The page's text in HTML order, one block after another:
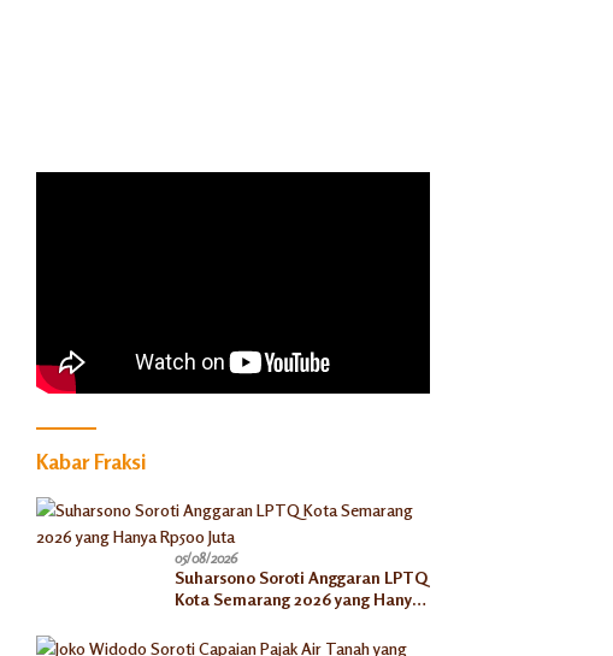
Kabar Fraksi
05/08/2026
Suharsono Soroti Anggaran LPTQ
Kota Semarang 2026 yang Hanya